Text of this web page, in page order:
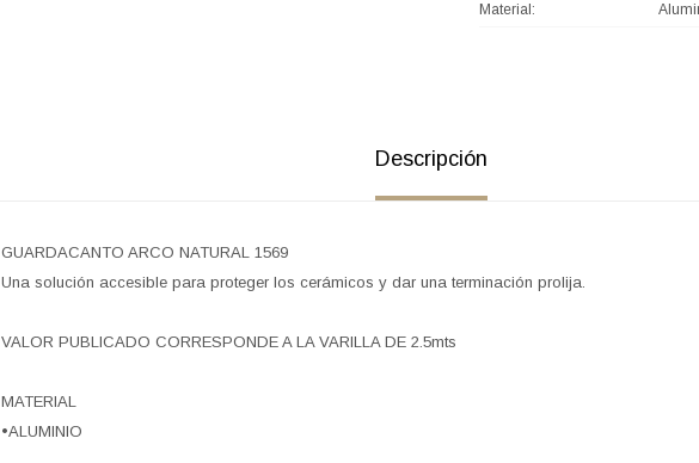
Material
Descripción
GUARDACANTO ARCO NATURAL 1569
Una solución accesible para proteger los cerámicos y dar una terminación prolija.
VALOR PUBLICADO CORRESPONDE A LA VARILLA DE 2.5mts
MATERIAL
•ALUMINIO